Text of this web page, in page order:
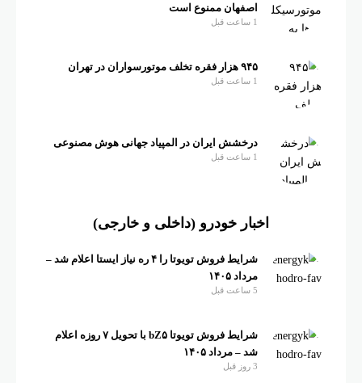
اصفهان ممنوع است
درخشش ایران در المپیاد جهانی هوش مصنوعی
اخبار خودرو (داخلی و خارجی)
شرایط فروش تویوتا را ۴ ره نیاز ایستا اعلام شد –
مرداد ۱۴۰۵
شرایط فروش تویوتا bZ۵ با تحویل ۷ روزه اعلام
شد – مرداد ۱۴۰۵